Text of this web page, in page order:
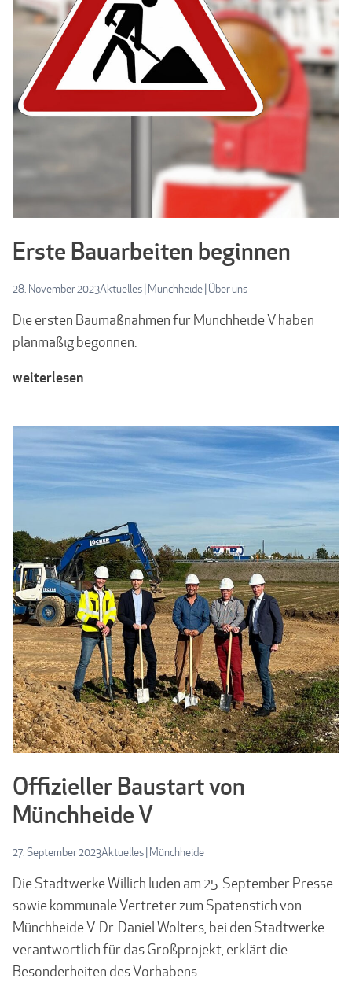
Erste Bauarbeiten beginnen
28. November 2023Aktuelles| Münchheide| Über uns
Die ersten Baumaßnahmen für Münchheide V haben
planmäßig begonnen.
weiterlesen
Offizieller Baustart von
Münchheide V
27. September 2023Aktuelles| Münchheide
Die Stadtwerke Willich luden am 25. September Presse
sowie kommunale Vertreter zum Spatenstich von
Münchheide V. Dr. Daniel Wolters, bei den Stadtwerke
verantwortlich für das Großprojekt, erklärt die
Besonderheiten des Vorhabens.